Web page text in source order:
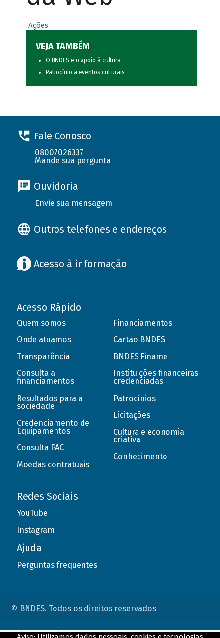
Ações
VEJA TAMBÉM
O BNDES e o apoio à cultura
Patrocínio a eventos culturais
Fale Conosco
08007026337
Mande sua pergunta
Ouvidoria
Envie sua mensagem
Outros telefones e endereços
Acesso à informação
Acesso Rápido
Quem somos
Onde atuamos
Transparência
Consulta a
financiamentos
Resultados para a
sociedade
Credenciamento de
Equipamentos
Consulta PAC
Moedas contratuais
Financiamentos
Cartão BNDES
BNDES Finame
Instituições financeiras
credenciadas
Patrocínios
Licitações
Cultura e economia
criativa
Conhecimento
Redes Sociais
YouTube
Instagram
Ajuda
Perguntas frequentes
© BNDES. Todos os direitos reservados
ConteÃºdo complementar